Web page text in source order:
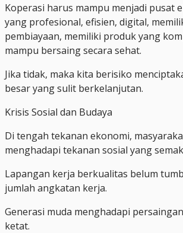
Koperasi harus mampu menjadi pusat
yang profesional, efisien, digital,
pembiayaan, memiliki produk yang
mampu bersaing secara sehat.
Jika tidak, maka kita berisiko
besar yang sulit berkelanjutan.
Krisis Sosial dan Budaya
Di tengah tekanan ekonomi,
menghadapi tekanan sosial yang
Lapangan kerja berkualitas belum
jumlah angkatan kerja.
Generasi muda menghadapi
ketat.